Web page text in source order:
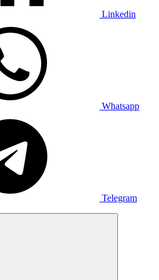
Linkedin
Whatsapp
Telegram